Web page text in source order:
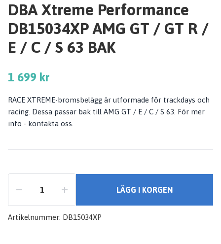
DBA Xtreme Performance
DB15034XP AMG GT / GT R /
E / C / S 63 BAK
1 699 kr
RACE XTREME-bromsbelägg är utformade för trackdays och
racing. Dessa passar bak till AMG GT / E / C / S 63. För mer
info - kontakta oss.
LÄGG I KORGEN
Artikelnummer: DB15034XP